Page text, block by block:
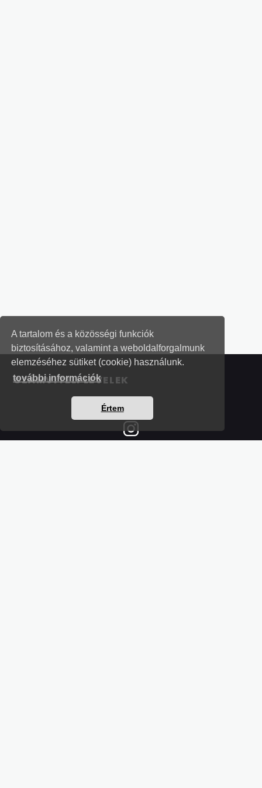
A tartalom és a közösségi funkciók
biztosításához, valamint a weboldalforgalmunk
elemzéséhez sütiket (cookie) használunk.
további információk
Értem
SZÁMVITELI LEVELEK